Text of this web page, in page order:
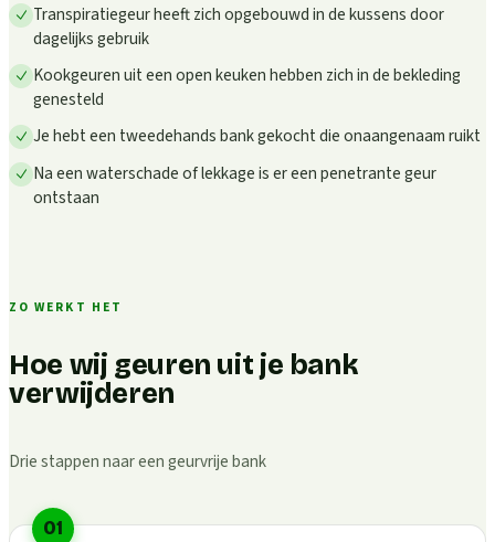
Transpiratiegeur heeft zich opgebouwd in de kussens door
dagelijks gebruik
Kookgeuren uit een open keuken hebben zich in de bekleding
genesteld
Je hebt een tweedehands bank gekocht die onaangenaam ruikt
Na een waterschade of lekkage is er een penetrante geur
ontstaan
ZO WERKT HET
Hoe wij geuren uit je bank
verwijderen
Drie stappen naar een geurvrije bank
01